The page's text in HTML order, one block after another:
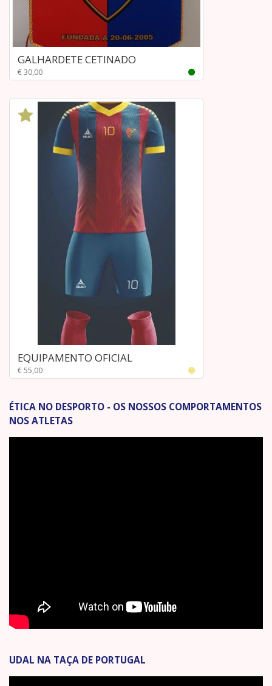
GALHARDETE CETINADO
€ 30,00
EQUIPAMENTO OFICIAL
€ 55,00
ÉTICA NO DESPORTO - OS NOSSOS COMPORTAMENTOS
NOS ATLETAS
UDAL NA TAÇA DE PORTUGAL